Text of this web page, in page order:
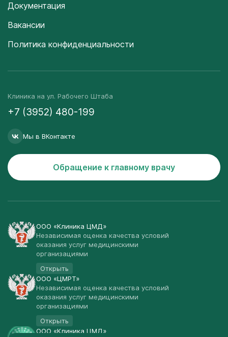
Документация
Вакансии
Политика конфиденциальности
Клиника на ул. Рабочего Штаба
+7 (3952) 480-199
Мы в ВКонтакте
Обращение к главному врачу
ООО «Клиника ЦМД»
Независимая оценка качества условий
оказания услуг медицинскими
организациями
Открыть
ООО «ЦМРТ»
Независимая оценка качества условий
оказания услуг медицинскими
организациями
Открыть
ООО «Клиника ЦМД»